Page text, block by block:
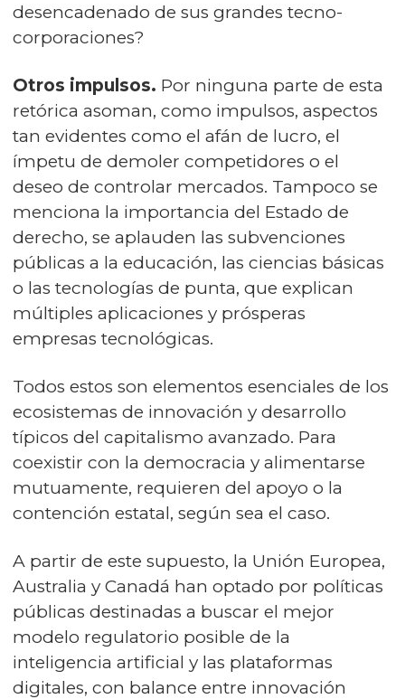
desencadenado de sus grandes tecno-
corporaciones?
Otros impulsos. Por ninguna parte de esta
retórica asoman, como impulsos, aspectos
tan evidentes como el afán de lucro, el
ímpetu de demoler competidores o el
deseo de controlar mercados. Tampoco se
menciona la importancia del Estado de
derecho, se aplauden las subvenciones
públicas a la educación, las ciencias básicas
o las tecnologías de punta, que explican
múltiples aplicaciones y prósperas
empresas tecnológicas.
Todos estos son elementos esenciales de los
ecosistemas de innovación y desarrollo
típicos del capitalismo avanzado. Para
coexistir con la democracia y alimentarse
mutuamente, requieren del apoyo o la
contención estatal, según sea el caso.
A partir de este supuesto, la Unión Europea,
Australia y Canadá han optado por políticas
públicas destinadas a buscar el mejor
modelo regulatorio posible de la
inteligencia artificial y las plataformas
digitales, con balance entre innovación